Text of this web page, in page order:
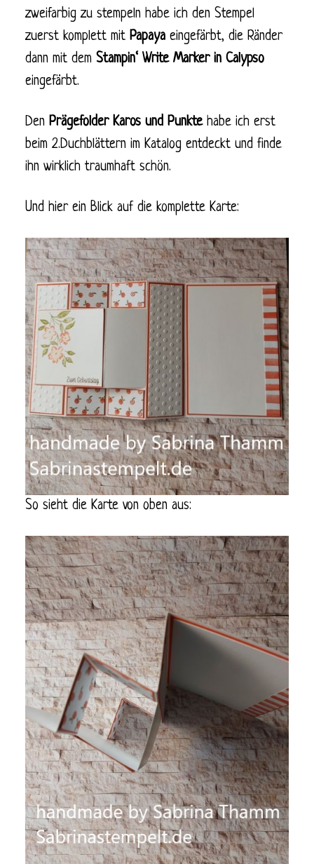
zweifarbig zu stempeln habe ich den Stempel
zuerst komplett mit Papaya eingefärbt, die Ränder
dann mit dem Stampin‘ Write Marker in Calypso
eingefärbt.
Den Prägefolder Karos und Punkte habe ich erst
beim 2.Duchblättern im Katalog entdeckt und finde
ihn wirklich traumhaft schön.
Und hier ein Blick auf die komplette Karte:
So sieht die Karte von oben aus: